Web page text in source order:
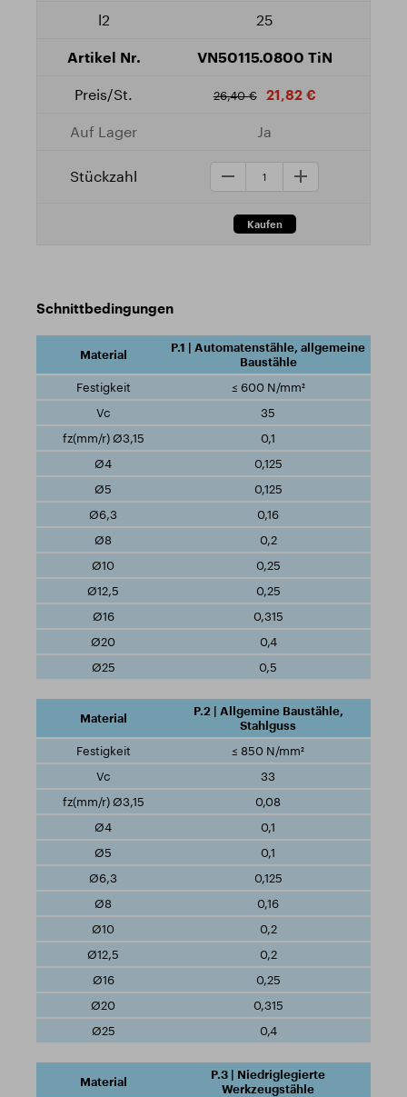
25
VN50115.0800 TiN
26,40 € 21,82 €
Ja
Schnittbedingungen
P.1 | Automatenstähle, allgemeine
Baustähle
≤ 600 N/mm²
35
0,1
0,125
0,125
0,16
0,2
0,25
0,25
0,315
0,4
0,5
P.2 | Allgemine Baustähle,
Stahlguss
≤ 850 N/mm²
33
0,08
0,1
0,1
0,125
0,16
0,2
0,2
0,25
0,315
0,4
P.3 | Niedriglegierte
Werkzeugstähle